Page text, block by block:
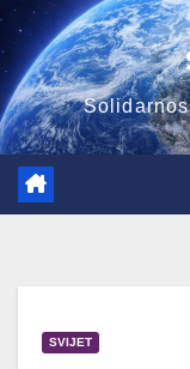
Skip
to
content
SVIJET